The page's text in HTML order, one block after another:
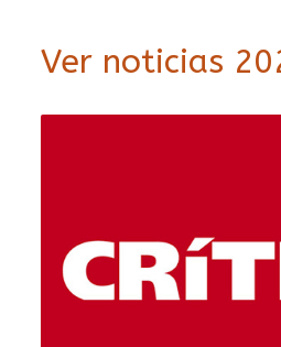
Ver noticias